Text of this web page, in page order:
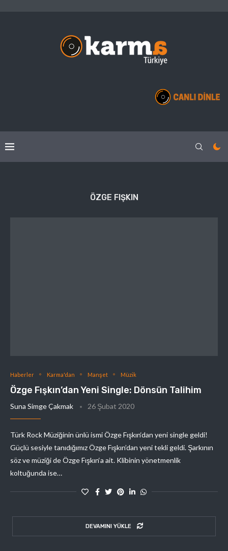
ÖZGE FIŞKIN
Haberler Karma'dan Manşet Müzik
Özge Fışkın’dan Yeni Single: Dönsün Talihim
Suna Simge Çakmak 26 Şubat 2020
Türk Rock Müziğinin ünlü ismi Özge Fışkın‘dan yeni single geldi!
Güçlü sesiyle tanıdığımız Özge Fışkın’dan yeni tekli geldi. Şarkının
söz ve müziği de Özge Fışkın‘a ait. Klibinin yönetmenlik
koltuğunda ise…
DEVAMINI YÜKLE